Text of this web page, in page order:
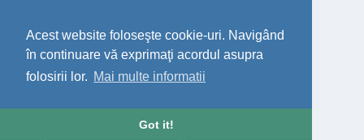
Acest website foloseşte cookie-uri. Navigând
în continuare vă exprimaţi acordul asupra
folosirii lor. Mai multe informatii
Got it!